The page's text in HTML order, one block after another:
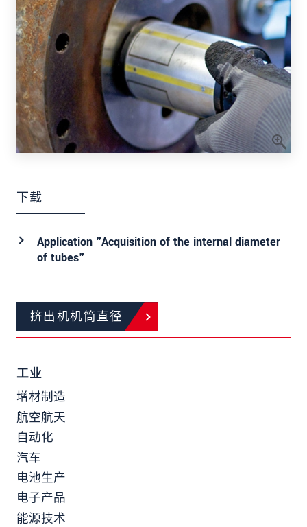
下载
Application "Acquisition of the internal diameter
of tubes"
挤出机机筒直径
工业
增材制造
航空航天
自动化
汽车
电池生产
电子产品
能源技术